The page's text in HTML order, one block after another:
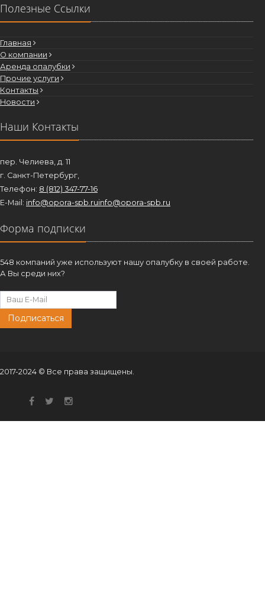
Полезные Ссылки
Главная
О компании
Аренда опалубки
Прочие услуги
Контакты
Новости
Наши Контакты
пер. Челиева, д. 11
г. Санкт-Петербург,
Телефон: 8 (812) 347-77-16
E-Mail: info@opora-spb.ruinfo@opora-spb.ru
Форма подписки
548 компаний уже используют нашу опалубку в своей работе.
А Вы среди них?
Подписаться
2017-2024 © Все права защищены.